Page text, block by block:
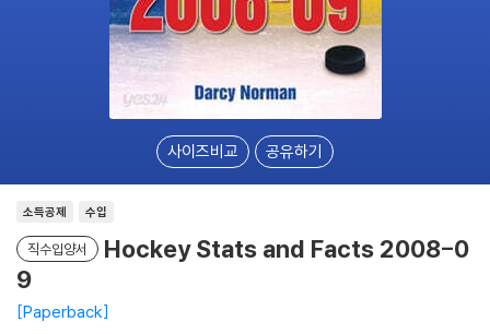
사이즈비교 공유하기
소득공제 수입
직수입양서
Hockey Stats and Facts 2008-0
9
Paperback